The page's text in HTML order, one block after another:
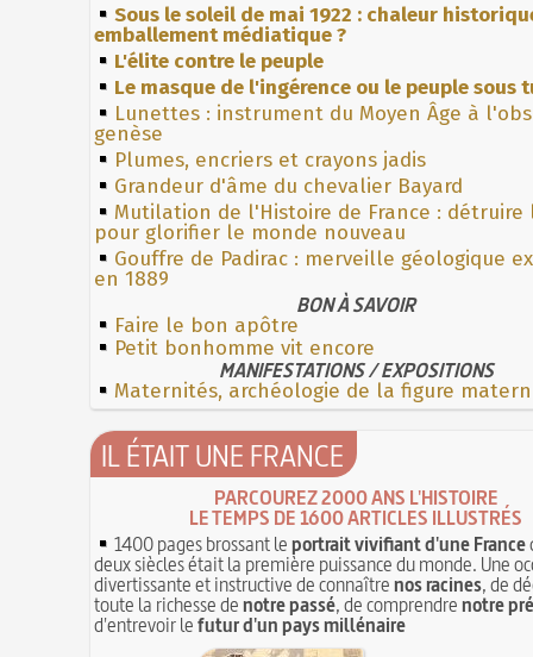
Sous le soleil de mai 1922 : chaleur
emballement médiatique ?
L'élite contre le peuple
Le masque de l'ingérence ou le peuple sous
Lunettes : instrument du Moyen Âge à
genèse
Plumes, encriers et crayons jadis
Grandeur d'âme du chevalier Bayard
Mutilation de l'Histoire de France : détruire
pour glorifier le monde nouveau
Gouffre de Padirac : merveille géologique
en 1889
BON À SAVOIR
Faire le bon apôtre
Petit bonhomme vit encore
MANIFESTATIONS / EXPOSITIONS
Maternités, archéologie de la figure
IL ÉTAIT UNE FRANCE
PARCOUREZ 2000 ANS L'HISTOIRE
LE TEMPS DE 1600 ARTICLES ILLUSTRÉS
1400 pages brossant leportrait vivifiant d'une France
deux siècles était la première puissance du monde. Une
divertissante et instructive de connaîtrenos racines, de
toute la richesse denotre passé, de comprendrenotre
d'entrevoir lefutur d'un pays millénaire